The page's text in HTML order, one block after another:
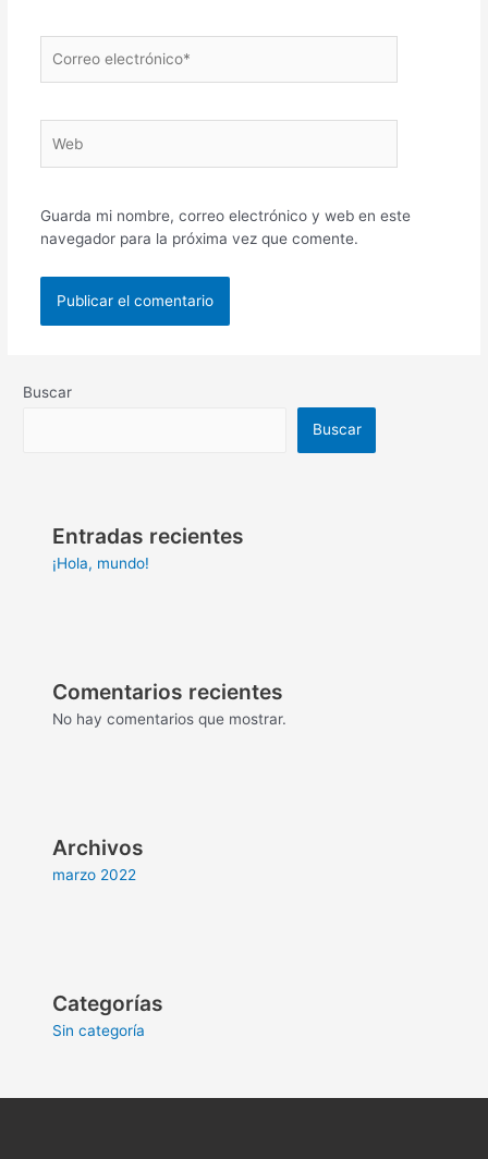
electrónico*
Guarda mi nombre, correo electrónico y web en este
navegador para la próxima vez que comente.
Buscar
Buscar
Entradas recientes
¡Hola, mundo!
Comentarios recientes
No hay comentarios que mostrar.
Archivos
marzo 2022
Categorías
Sin categoría